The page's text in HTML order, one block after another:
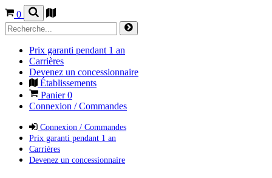
0
Prix garanti pendant 1 an
Carrières
Devenez un concessionnaire
Établissements
Panier0
Connexion / Commandes
Connexion / Commandes
Prix garanti pendant 1 an
Carrières
Devenez un concessionnaire